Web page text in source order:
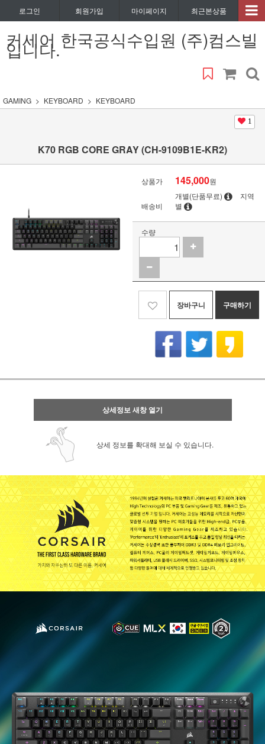
로그인 회원가입 마이페이지 최근본상품
커세어 한국공식수입원 (주)컴스빌
입니다.
GAMING KEYBOARD KEYBOARD
1
K70 RGB CORE GRAY (CH-9109B1E-KR2)
상품가 145,000원
배송비
개별(단품무료)
지역
별
수량
장바구니 구매하기
상세정보 새창 열기
상세 정보를 확대해 보실 수 있습니다.